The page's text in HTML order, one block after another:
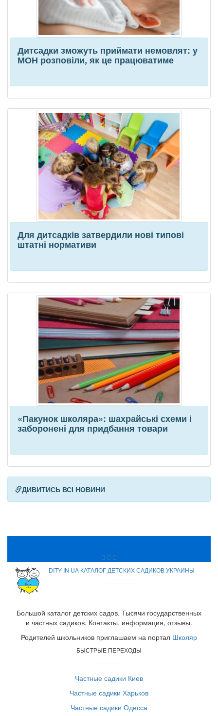
Дитсадки зможуть приймати немовлят: у
МОН розповіли, як це працюватиме
Для дитсадків затвердили нові типові
штатні нормативи
«Пакунок школяра»: шахрайські схеми і
заборонені для придбання товари
ДИВИТИСЬ ВСІ НОВИНИ
DITY IN UA КАТАЛОГ ДЕТСКИХ САДИКОВ УКРАИНЫ
Большой каталог детских садов. Тысячи государственных
и частных садиков. Контакты, информация, отзывы.
Родителей школьников приглашаем на портал Школяр
БЫСТРЫЕ ПЕРЕХОДЫ
Частные садики Киев
Частные садики Харьков
Частные садики Одесса